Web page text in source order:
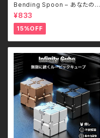
Bending Spoon – あなたのス
プーンだけが、ゆっくりと曲がっ
ていく。–
¥833
15%OFF